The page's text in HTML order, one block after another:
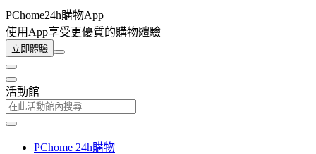
PChome24h購物App
使用App享受更優質的購物體驗
立即體驗
活動館
PChome 24h購物